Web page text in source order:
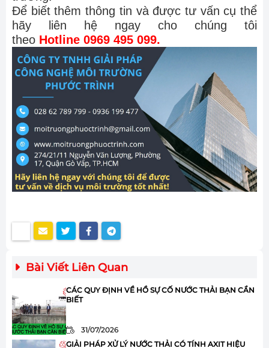
Để biết thêm thông tin và được tư vấn cụ thể
hãy liên hệ ngay cho chúng tôi
theo Hotline 0969 495 099.
Bài Viết Liên Quan
CÁC QUY ĐỊNH VỀ HỒ SỰ CỐ NƯỚC THẢI BẠN CẦN
BIẾT
31/07/2026
GIẢI PHÁP XỬ LÝ NƯỚC THẢI CÓ TÍNH AXIT HIỆU